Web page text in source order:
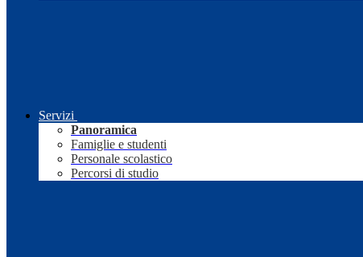
Servizi
Panoramica
Famiglie e studenti
Personale scolastico
Percorsi di studio